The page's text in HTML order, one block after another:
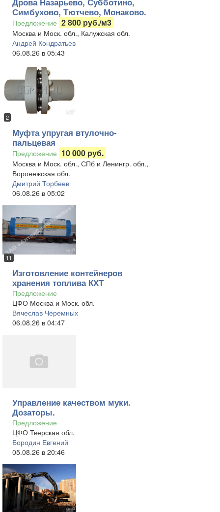
Симбухово, Тютчево, Монаково.
Предложение 2 800 руб./м3
Москва и Моск. обл., Калужская обл.
Андрей Кондратьев
06.08.26 в 05:43
2
Муфта упругая втулочно-
пальцевая
Предложение 10 000 руб.
Москва и Моск. обл., СПб и Ленингр. обл.,
Воронежская обл.
Дмитрий Торбеев
06.08.26 в 05:02
11
Изготовление контейнеров
хранения топлива КХТ
Предложение
ЦФО Москва и Моск. обл.
Вячеслав Черемных
06.08.26 в 04:47
Управление качеством муки.
Дозаторы.
Предложение
ЦФО Тверская обл.
Бородин Евгений
05.08.26 в 20:46